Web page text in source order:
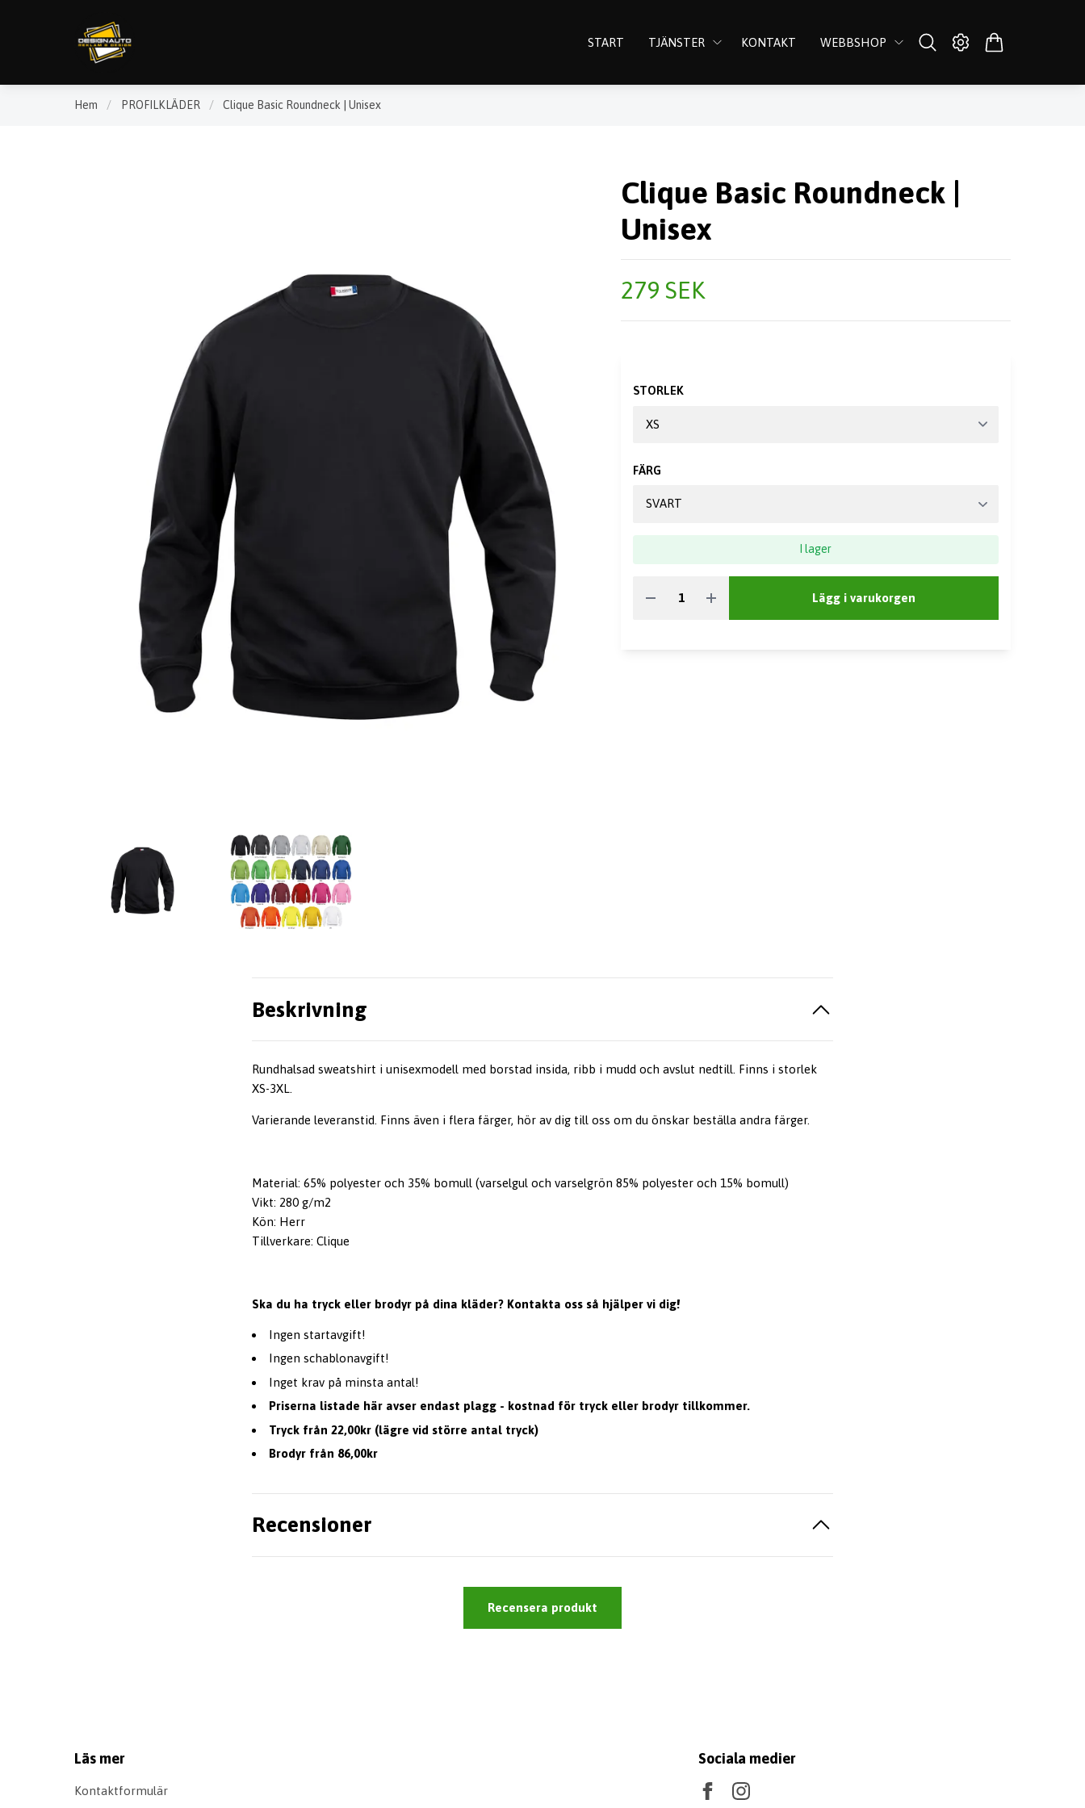
START TJÄNSTER KONTAKT WEBBSHOP
Hem / PROFILKLÄDER / Clique Basic Roundneck | Unisex
Clique Basic Roundneck |
Unisex
279 SEK
STORLEK
FÄRG
I lager
Lägg i varukorgen
Beskrivning
Rundhalsad sweatshirt i unisexmodell med borstad insida, ribb i mudd och avslut nedtill. Finns i storlek
XS-3XL.
Varierande leveranstid. Finns även i flera färger, hör av dig till oss om du önskar beställa andra färger.
Material: 65% polyester och 35% bomull (varselgul och varselgrön 85% polyester och 15% bomull)
Vikt: 280 g/m2
Kön: Herr
Tillverkare: Clique
Ska du ha tryck eller brodyr på dina kläder? Kontakta oss så hjälper vi dig!
Ingen startavgift!
Ingen schablonavgift!
Inget krav på minsta antal!
Priserna listade här avser endast plagg - kostnad för tryck eller brodyr tillkommer.
Tryck från 22,00kr (lägre vid större antal tryck)
Brodyr från 86,00kr
Recensioner
Recensera produkt
Läs mer
Kontaktformulär
Sociala medier